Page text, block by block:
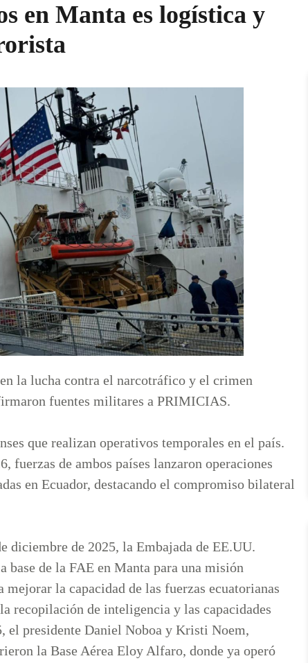
en Manta es logística y
la lucha contra el narcotráfico y el crimen
fuentes militares a PRIMICIAS.
que realizan operativos temporales en el país.
fuerzas de ambos países lanzaron operaciones
en Ecuador, destacando el compromiso bilateral
diciembre de 2025, la Embajada de EE.UU.
base de la FAE en Manta para una misión
la capacidad de las fuerzas ecuatorianas
recopilación de inteligencia y las capacidades
el presidente Daniel Noboa y Kristi Noem,
la Base Aérea Eloy Alfaro, donde ya operó